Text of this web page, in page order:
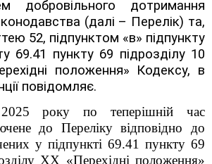
добровільного дотримання
(далі – Перелік) та,
52, підпунктом «в» підпункту
69.41 пункту 69 підрозділу 10
положення» Кодексу, в
повідомляє.
року по теперішній час
до Переліку відповідно до
у підпункті 69.41 пункту 69
ХХ «Перехідні положення»